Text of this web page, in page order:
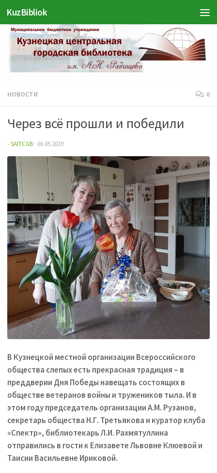
Перейти к содержимому
KuzBibliok
НОВОСТИ 0
Через всё прошли и победили
-SAITCGB · 06.05.2019
В Кузнецкой местной организации Всероссийского
общества слепых есть прекрасная традиция – в
преддверии Дня Победы навещать состоящих в
обществе ветеранов войны и тружеников тыла. И в
этом году председатель организации А.М. Рузанов,
секретарь общества Н.Г. Третьякова и куратор клуба
«Спектр», библиотекарь Л.И. Рахмятуллина
отправились в гости к Елизавете Львовне Клюевой и
Таисии Васильевне Ириковой.